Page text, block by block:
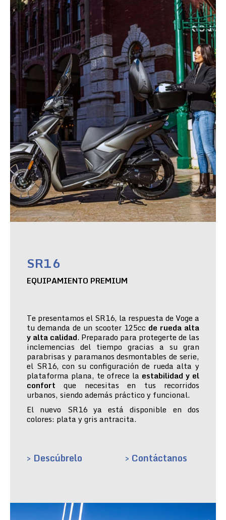
SR16
EQUIPAMIENTO PREMIUM
Te presentamos el SR16, la respuesta de Voge a
tu demanda de un scooter 125cc de rueda alta
y alta calidad. Preparado para protegerte de las
inclemencias del tiempo gracias a su gran
parabrisas y paramanos desmontables de serie,
el SR16, con su configuración de rueda alta y
plataforma plana, te ofrece la estabilidad y el
confort que necesitas en tus recorridos
urbanos, siendo además práctico y funcional.
El nuevo SR16 ya está disponible en dos
colores: plata y gris antracita.
> Descúbrelo > Contáctanos